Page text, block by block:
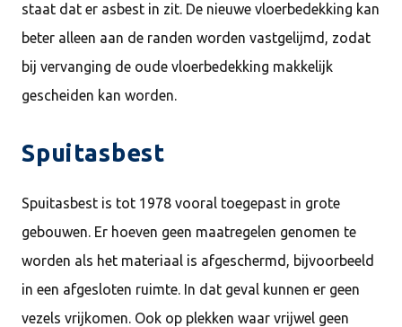
staat dat er asbest in zit. De nieuwe vloerbedekking kan
beter alleen aan de randen worden vastgelijmd, zodat
bij vervanging de oude vloerbedekking makkelijk
gescheiden kan worden.
Spuitasbest
Spuitasbest is tot 1978 vooral toegepast in grote
gebouwen. Er hoeven geen maatregelen genomen te
worden als het materiaal is afgeschermd, bijvoorbeeld
in een afgesloten ruimte. In dat geval kunnen er geen
vezels vrijkomen. Ook op plekken waar vrijwel geen